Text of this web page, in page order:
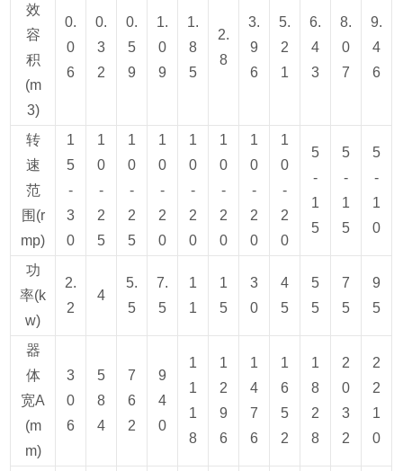
效
容
积
(m
3)
0.
0
6
0.
3
2
0.
5
9
1.
0
9
1.
8
5
2.
8
3.
9
6
5.
2
1
6.
4
3
8.
0
7
9.
4
6
转
速
范
围(r
mp)
1
5
-
3
0
1
0
-
2
5
1
0
-
2
5
1
0
-
2
0
1
0
-
2
0
1
0
-
2
0
1
0
-
2
0
1
0
-
2
0
5
-
1
5
5
-
1
5
5
-
1
0
功
率(k
w)
2.
2
4
5.
5
7.
5
1
1
1
5
3
0
4
5
5
5
7
5
9
5
器
体
宽A
(m
m)
3
0
6
5
8
4
7
6
2
9
4
0
1
1
1
8
1
2
9
6
1
4
7
6
1
6
5
2
1
8
2
8
2
0
3
2
2
2
1
0